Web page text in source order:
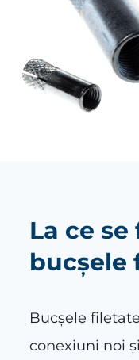
La ce
bucșele
Bucșele
conexiuni noi